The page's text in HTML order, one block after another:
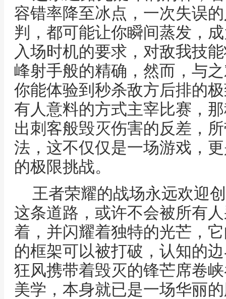
容错率降至冰点，一次失误
判，都可能让你瞬间蒸发，
入场时机的要求，对敌我技
峰射手般的精确，然而，与
你能体验到秒杀敌方后排的
有人意料的方式主宰比赛，
出刺客般毁灭伤害的反差，
法，这不仅仅是一场游戏，
的极限挑战。
王者荣耀的战场永远欢迎
这条道路，或许不会被所有
着，并闪耀着独特的光芒，
的框架可以被打破，认知的
狂风携带着毁灭的锋芒席卷
美学，本身就已是一场华丽